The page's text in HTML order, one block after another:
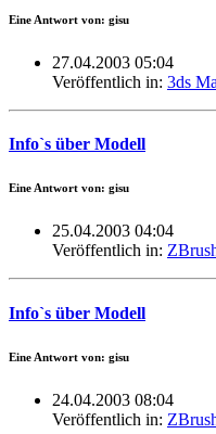
Eine Antwort von: gisu
27.04.2003 05:04
Veröffentlich in: 3ds
Info`s über Modell
Eine Antwort von: gisu
25.04.2003 04:04
Veröffentlich in:
Info`s über Modell
Eine Antwort von: gisu
24.04.2003 08:04
Veröffentlich in: